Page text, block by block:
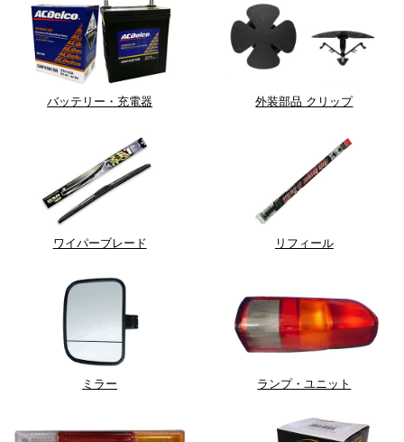
バッテリー・充電器 外装部品 クリップ
ワイパーブレード リフィール
ミラー ランプ・ユニット